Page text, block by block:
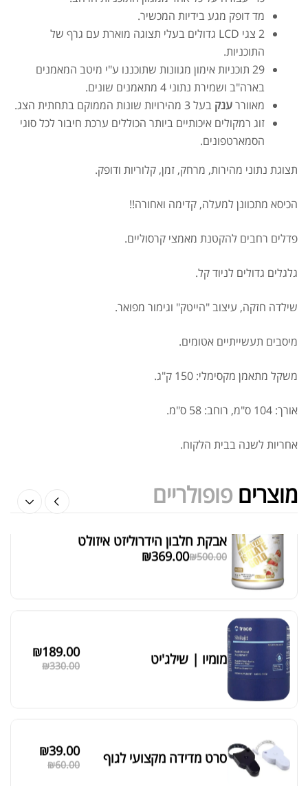
מד דופק מגע בידיות המכשיר.
2 צגי LCD גדולים בעלי תצוגה מוארת עם גרף של
התוכניות.
29 תוכניות אימון מגוונות שתוכננו ע"י מיטב המאמנים
בארה"ב ושמירת נתוני 4 מתאמנים שונים.
מאווררענק בעל 3 מהירויות שונות הממוקם בתחתית הצג.
זוג רמקולים איכותיים ביותר הכוללים ערכת חיבור לכל סוגי
הסמארטפונים.
תצוגת נתוני מהירות, מרחק, זמן, קלוריות ודופק.
הכיסא מתכוונן למעלה, קדימה ואחורה!!
פדלים רחבים להקטנת מאמצי קרסוליים.
גלגלים גדולים לניוד קל.
שילדה חזקה, עיצוב "הייטק" וגימור מפואר.
מיסבים תעשייתיים אטומים.
משקל מתאמן מקסימלי: 150 ק"ג.
אורך: 104 ס"מ, רוחב: 58 ס"מ.
אחריות לשנה בבית הלקוח.
מוצרים פופולריים
מציג 1–6 מתוך 524 תוצאות
סידור ברירת מחדל
₪40.00
₪ 20.00
אבקת חלבון הידרוליזט איזולט
₪500.00
₪369.00
מומיו | שילג'יט ₪330.00
₪189.00
סרט מדידה מקצועי לגוף ₪60.00
₪39.00